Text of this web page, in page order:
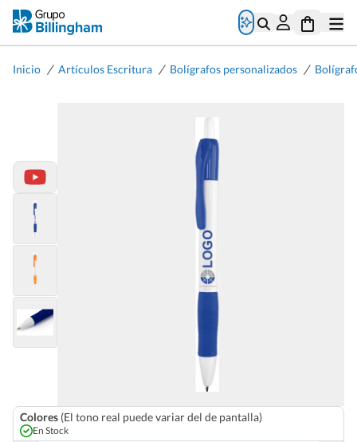
Inicio / Artículos Escritura / Bolígrafos personalizados /
Colores (El tono real puede variar del de pantalla)
En Stock